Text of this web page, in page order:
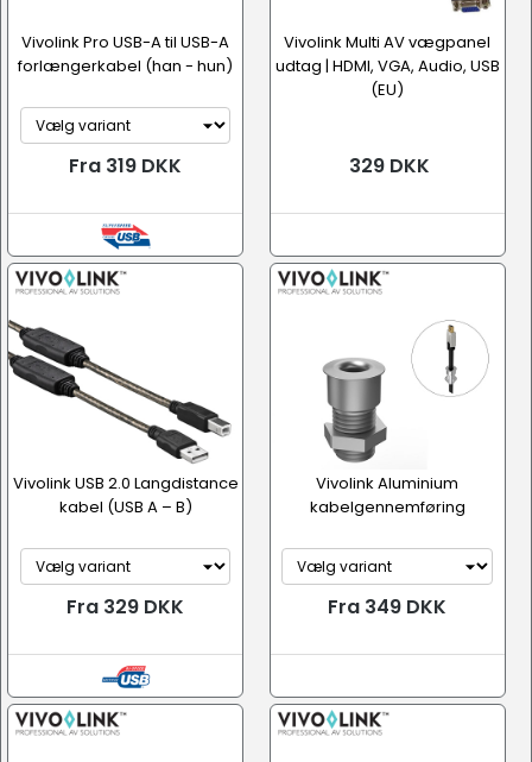
Vivolink Pro USB-A til USB-A
forlængerkabel (han - hun)
Fra 319 DKK
Vivolink Multi AV vægpanel
udtag | HDMI, VGA, Audio, USB
(EU)
329 DKK
Vivolink USB 2.0 Langdistance
kabel (USB A – B)
Fra 329 DKK
Vivolink Aluminium
kabelgennemføring
Fra 349 DKK